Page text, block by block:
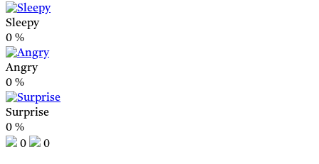
Sleepy
0 %
Angry
0 %
Surprise
0 %
0
0